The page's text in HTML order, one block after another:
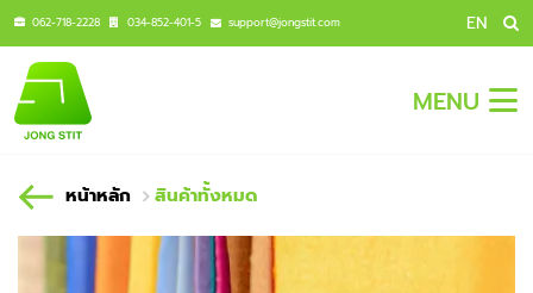
062-718-2228 034-852-401-5 support@jongstit.com EN
MENU
หน้าหลัก สินค้าทั้งหมด